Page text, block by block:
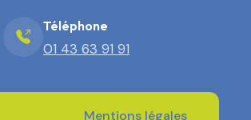
Téléphone
01 43 63 91 91
Mentions légales